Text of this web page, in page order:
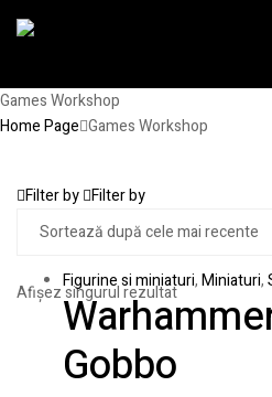
Games Workshop
Home Page Games Workshop
Filter by Filter by
Afișez singurul rezultat
Figurine si miniaturi,Miniaturi,
Gobbo